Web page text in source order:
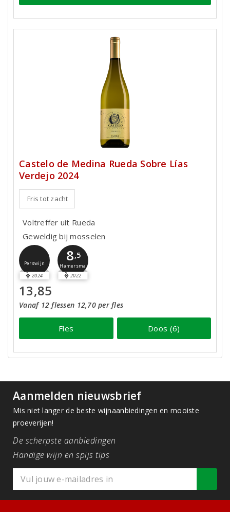
Castelo de Medina Rueda Sobre Lías
Verdejo 2024
Fris tot zacht
Voltreffer uit Rueda
Geweldig bij mosselen
Perswijn
2024
8,5
Hamersma
2022
13,85
Vanaf 12 flessen 12,70 per fles
Fles Doos (6)
Aanmelden nieuwsbrief
Mis niet langer de beste wijnaanbiedingen en mooiste
proeverijen!
De scherpste aanbiedingen
Handige wijn en spijs tips